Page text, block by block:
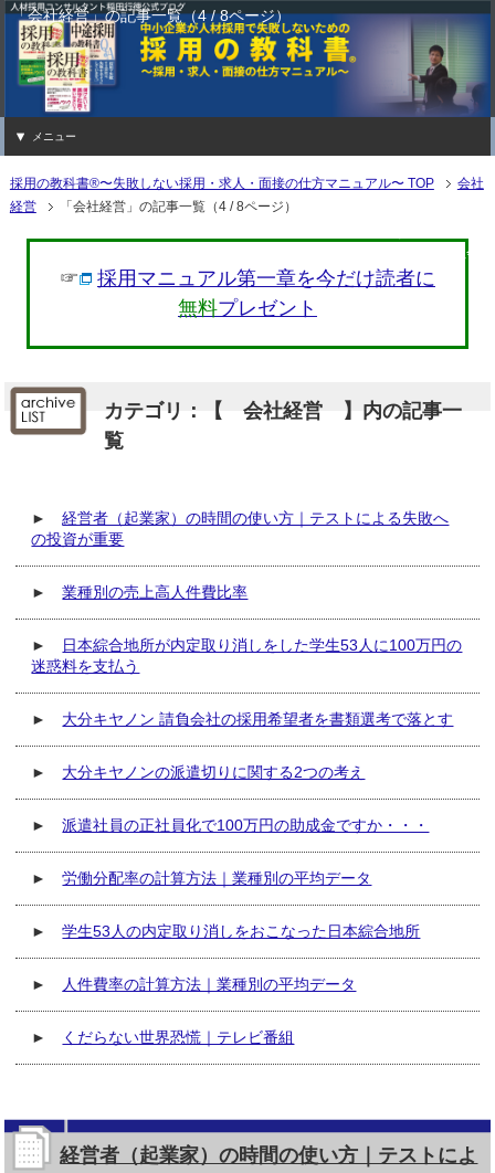
「会社経営」の記事一覧（4 / 8ページ）
削減方法、節税、ベンチマーク、社会
メニュー
採用の教科書®〜失敗しない採用・求人・面接の仕方マニュアル〜 TOP
会社
経営
「会社経営」の記事一覧（4 / 8ページ）
☞
採用マニュアル第一章を今だけ読者に
無料プレゼント
カテゴリ：【 会社経営 】内の記事一
覧
►経営者（起業家）の時間の使い方｜テストによる失敗へ
の投資が重要
►業種別の売上高人件費比率
► 日本綜合地所が内定取り消しをした学生53人に100万円の
迷惑料を支払う
► 大分キヤノン 請負会社の採用希望者を書類選考で落とす
► 大分キヤノンの派遣切りに関する2つの考え
►派遣社員の正社員化で100万円の助成金ですか・・・
►労働分配率の計算方法｜業種別の平均データ
►学生53人の内定取り消しをおこなった日本綜合地所
► 人件費率の計算方法｜業種別の平均データ
► くだらない世界恐慌｜テレビ番組
経営者（起業家）の時間の使い方｜テストによ